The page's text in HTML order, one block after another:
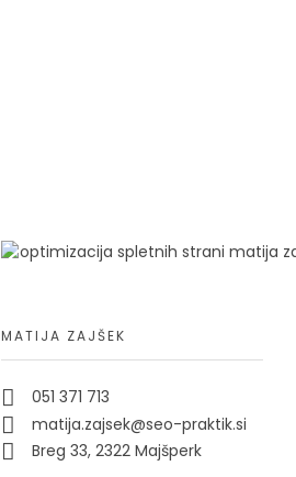
MATIJA ZAJŠEK
051 371 713
matija.zajsek@seo-praktik.si
Breg 33, 2322 Majšperk